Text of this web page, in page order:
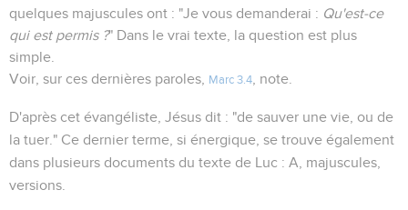
quelques majuscules ont : "Je vous demanderai : Qu'est-ce
qui est permis ?" Dans le vrai texte, la question est plus
simple.
Voir, sur ces dernières paroles,
Marc 3.4 , note.
D'après cet évangéliste, Jésus dit : "de sauver une vie, ou de
la tuer." Ce dernier terme, si énergique, se trouve également
dans plusieurs documents du texte de Luc : A, majuscules,
versions.